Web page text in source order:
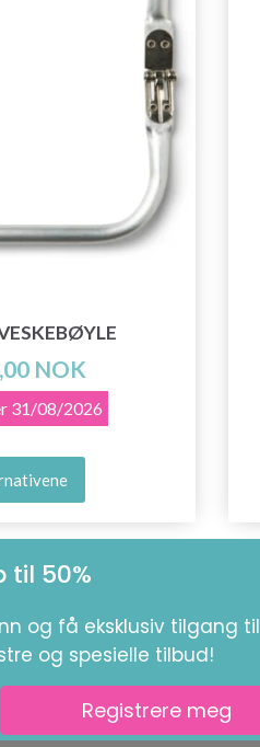
NOK
31/08/2026
til 50%
og få eksklusiv tilgang til
og spesielle tilbud!
Registrere meg